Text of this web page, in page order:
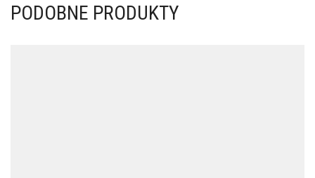
PODOBNE PRODUKTY